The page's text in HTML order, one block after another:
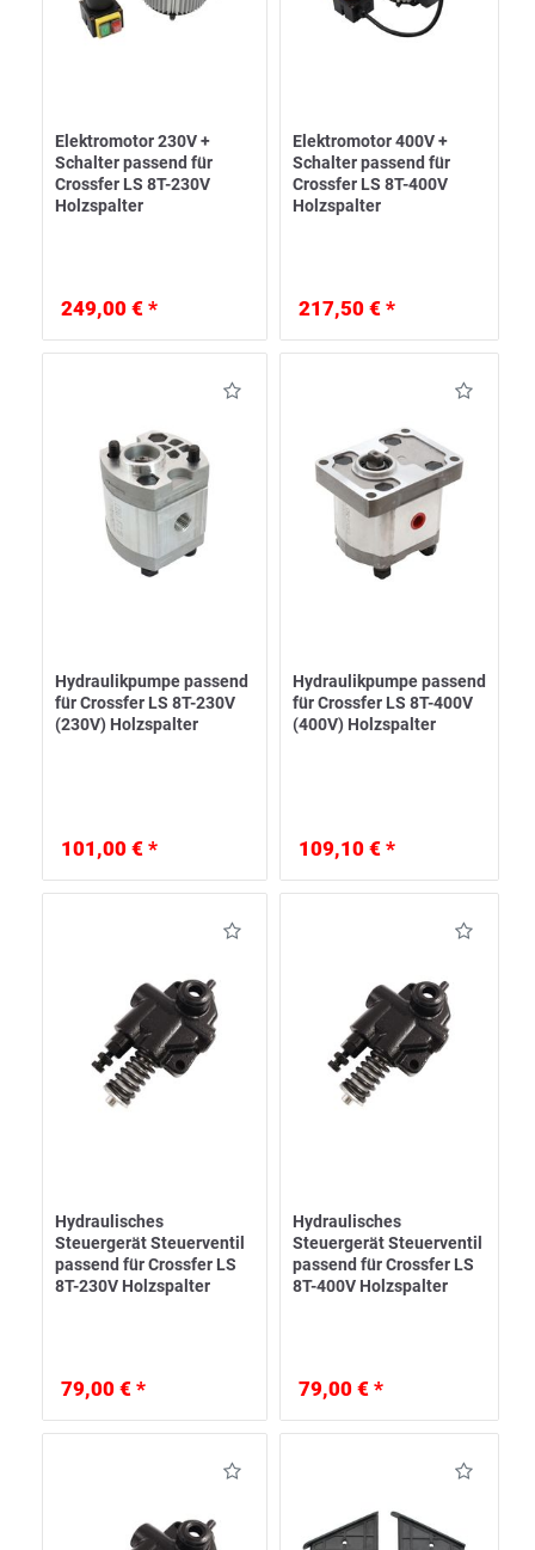
Elektromotor 230V +
Schalter passend für
Crossfer LS 8T-230V
Holzspalter
249,00 € *
Elektromotor 400V +
Schalter passend für
Crossfer LS 8T-400V
Holzspalter
217,50 € *
Hydraulikpumpe passend
für Crossfer LS 8T-230V
(230V) Holzspalter
101,00 € *
Hydraulikpumpe passend
für Crossfer LS 8T-400V
(400V) Holzspalter
109,10 € *
Hydraulisches
Steuergerät Steuerventil
passend für Crossfer LS
8T-230V Holzspalter
79,00 € *
Hydraulisches
Steuergerät Steuerventil
passend für Crossfer LS
8T-400V Holzspalter
79,00 € *